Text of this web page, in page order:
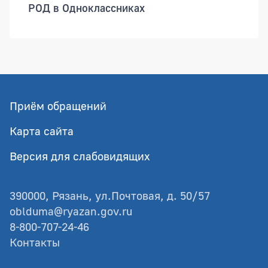
РОД в Одноклассниках
Приём обращений
Карта сайта
Версия для слабовидящих
390000, Рязань, ул.Почтовая, д. 50/57
oblduma@ryazan.gov.ru
8-800-707-24-46
Контакты